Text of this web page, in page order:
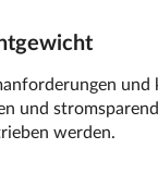
und
und
werden.